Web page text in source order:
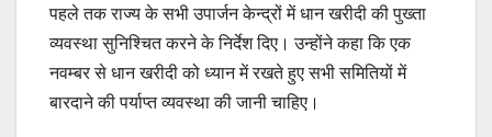
पहले तक राज्य के सभी उपार्जन केन्द्रों में धान खरीदी की पुख्ता
व्यवस्था सुनिश्चित करने के निर्देश दिए। उन्होंने कहा कि एक
नवम्बर से धान खरीदी को ध्यान में रखते हुए सभी समितियों में
बारदाने की पर्याप्त व्यवस्था की जानी चाहिए।